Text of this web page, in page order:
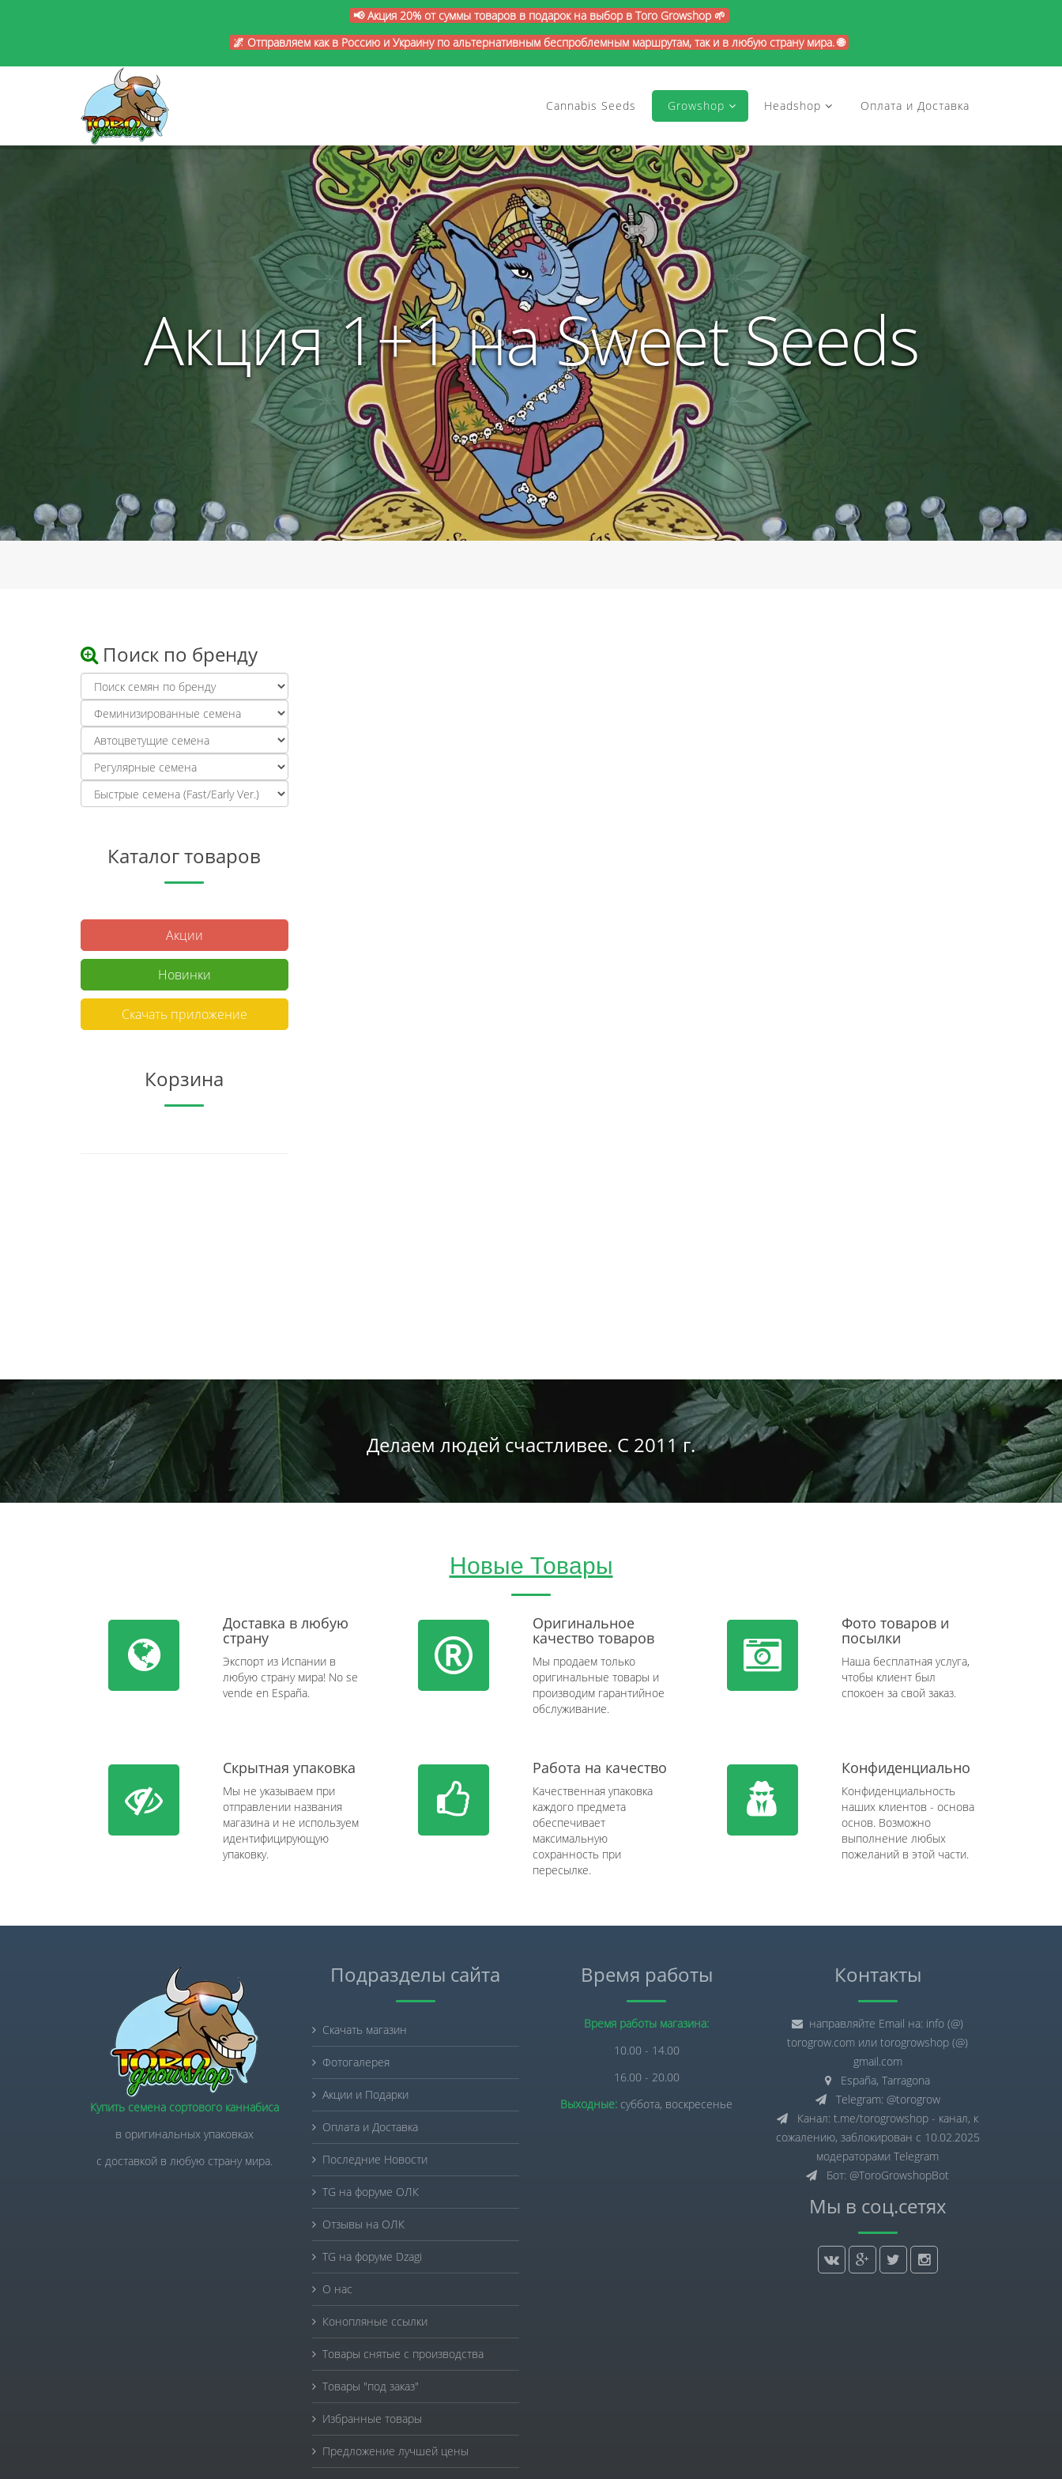
📢 Акция 20% от суммы товаров в подарок на выбор в Toro Growshop 🌱
🌌 Отправляем как в Россию и Украину по альтернативным беспроблемным маршрутам, так и в любую страну мира. 🌐
Cannabis Seeds Growshop Headshop Оплата и Доставка
Акция 1+1 на Sweet Seeds
Поиск по бренду
Каталог товаров
Акции
Новинки
Скачать приложение
Корзина
Делаем людей счастливее. С 2011 г.
Новые Товары
Доставка в любую
страну
Экспорт из Испании в
любую страну мира! No se
vende en España.
Оригинальное
качество товаров
Мы продаем только
оригинальные товары и
производим гарантийное
обслуживание.
Фото товаров и
посылки
Наша бесплатная услуга,
чтобы клиент был
спокоен за свой заказ.
Скрытная упаковка
Мы не указываем при
отправлении названия
магазина и не используем
идентифицирующую
упаковку.
Работа на качество
Качественная упаковка
каждого предмета
обеспечивает
максимальную
сохранность при
пересылке.
Конфиденциально
Конфиденциальность
наших клиентов - основа
основ. Возможно
выполнение любых
пожеланий в этой части.
Купить семена сортового каннабиса
в оригинальных упаковках
с доставкой в любую страну мира.
Подразделы сайта
Скачать магазин
Фотогалерея
Акции и Подарки
Оплата и Доставка
Последние Новости
TG на форуме ОЛК
Отзывы на ОЛК
TG на форуме Dzagi
О нас
Конопляные ссылки
Товары снятые с производства
Товары "под заказ"
Избранные товары
Предложение лучшей цены
Время работы
Время работы магазина:
10.00 - 14.00
16.00 - 20.00
Выходные: суббота, воскресенье
Контакты
направляйте Email на: info (@)
torogrow.com или torogrowshop (@)
gmail.com
España, Tarragona
Telegram: @torogrow
Канал: t.me/torogrowshop - канал, к
сожалению, заблокирован с 10.02.2025
модераторами Telegram
Бот: @ToroGrowshopBot
Мы в соц.сетях